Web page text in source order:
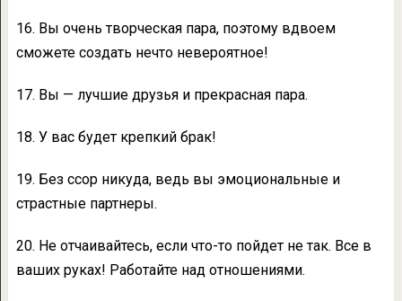
16. Вы очень творческая пара, поэтому вдвоем
сможете создать нечто невероятное!
17. Вы — лучшие друзья и прекрасная пара.
18. У вас будет крепкий брак!
19. Без ссор никуда, ведь вы эмоциональные и
страстные партнеры.
20. Не отчаивайтесь, если что-то пойдет не так. Все в
ваших руках! Работайте над отношениями.